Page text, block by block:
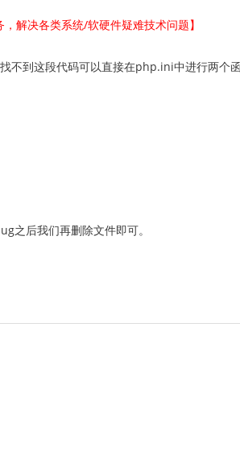
解决各类系统/软硬件疑难技术问题】
不到这段代码可以直接在php.ini中进行两个
之后我们再删除文件即可。